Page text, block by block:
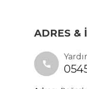
ADRES &